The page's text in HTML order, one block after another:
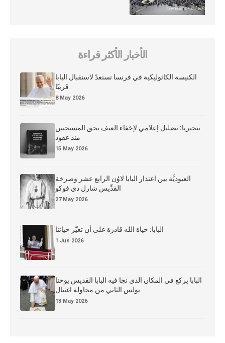
الأخبار الأكثر قراءة
الكنيسة الكاثوليكية في فرنسا تستعدّ لاستقبال البابا
قريبًا
8 May 2026
نيجيريا: تضليل إعلامي لإخفاء العنف بحق المسيحيين
منذ عقود
15 May 2026
العبوديَّة بين اعتذار البابا لاوُن الرابع عشر وصرخة
القدِّيس شارل دي فوكو
27 May 2026
البابا: حياة الله قادرة على أن تغيّر حياتنا
1 Jun 2026
البابا يركع في المكان الذي نجا فيه البابا القديس يوحنا
بولس الثاني من محاولة اغتيال
13 May 2026